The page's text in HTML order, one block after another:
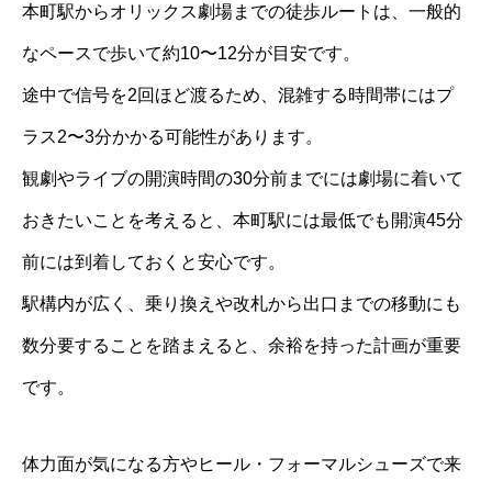
本町駅からオリックス劇場までの徒歩ルートは、一般的
なペースで歩いて約10〜12分が目安です。
途中で信号を2回ほど渡るため、混雑する時間帯にはプ
ラス2〜3分かかる可能性があります。
観劇やライブの開演時間の30分前までには劇場に着いて
おきたいことを考えると、本町駅には最低でも開演45分
前には到着しておくと安心です。
駅構内が広く、乗り換えや改札から出口までの移動にも
数分要することを踏まえると、余裕を持った計画が重要
です。
体力面が気になる方やヒール・フォーマルシューズで来